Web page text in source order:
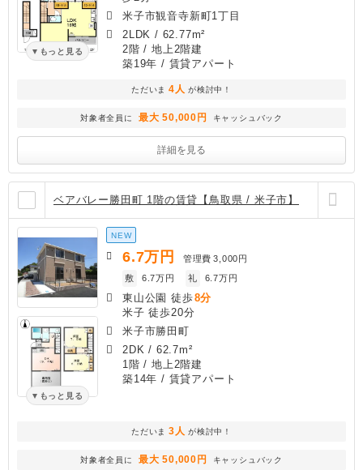
もっと見る
米子市観音寺新町1丁目
2LDK / 62.77m²
2階 / 地上2階建
築19年 / 賃貸アパート
ただいま 4人 が検討中！
対象者全員に 最大 50,000円 キャッシュバック
詳細を見る
ベアバレー勝田町 1階の賃貸【鳥取県 / 米子市】
もっと見る
NEW
6.7万円 管理費 3,000円
敷
6.7万円 礼 6.7万円
東山公園 徒歩8分
米子 徒歩20分
米子市勝田町
2DK / 62.7m²
1階 / 地上2階建
築14年 / 賃貸アパート
ただいま 3人 が検討中！
対象者全員に 最大 50,000円 キャッシュバック